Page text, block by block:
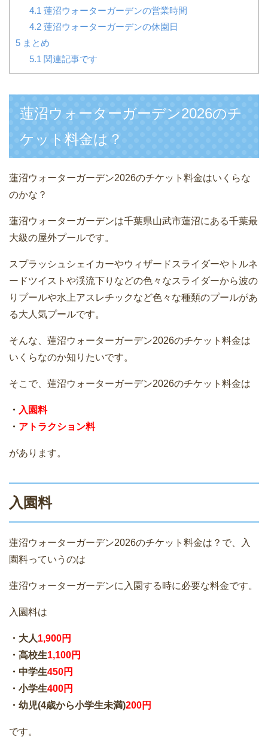
4.1 蓮沼ウォーターガーデンの営業時間
4.2蓮沼ウォーターガーデンの休園日
5 まとめ
5.1 関連記事です
蓮沼ウォーターガーデン2026のチ
ケット料金は？
蓮沼ウォーターガーデン2026のチケット料金はいくらな
のかな？
蓮沼ウォーターガーデンは千葉県山武市蓮沼にある千葉最
大級の屋外プールです。
スプラッシュシェイカーやウィザードスライダーやトルネ
ードツイストや渓流下りなどの色々なスライダーから波の
りプールや水上アスレチックなど色々な種類のプールがあ
る大人気プールです。
そんな、蓮沼ウォーターガーデン2026のチケット料金は
いくらなのか知りたいです。
そこで、蓮沼ウォーターガーデン2026のチケット料金は
・ 入園料
・ アトラクション料
があります。
入園料
蓮沼ウォーターガーデン2026のチケット料金は？で、入
園料っていうのは
蓮沼ウォーターガーデンに入園する時に必要な料金です。
入園料は
・大人1,900円
・高校生1,100円
・中学生450円
・小学生400円
・幼児(4歳から小学生未満)200円
です。